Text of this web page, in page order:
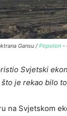
Gansu /Popolon -
Svjetski
je rekao bilo
na Svjetskom